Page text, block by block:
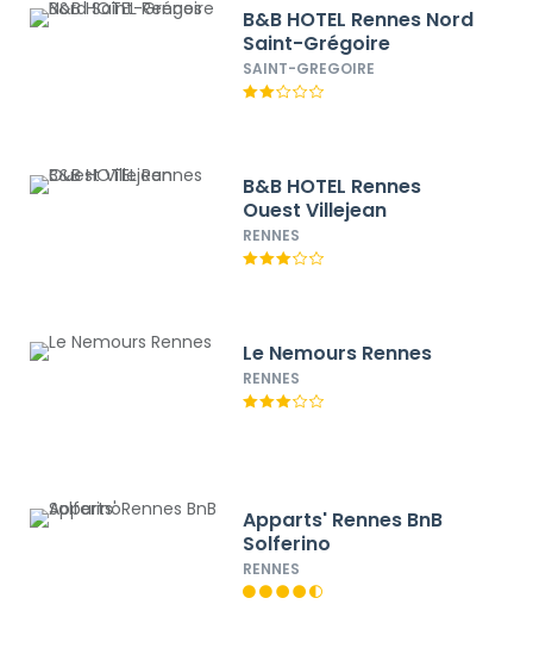
B&B HOTEL Rennes Nord
Saint-Grégoire
SAINT-GREGOIRE
B&B HOTEL Rennes
Ouest Villejean
RENNES
Le Nemours Rennes
RENNES
Apparts' Rennes BnB
Solferino
RENNES